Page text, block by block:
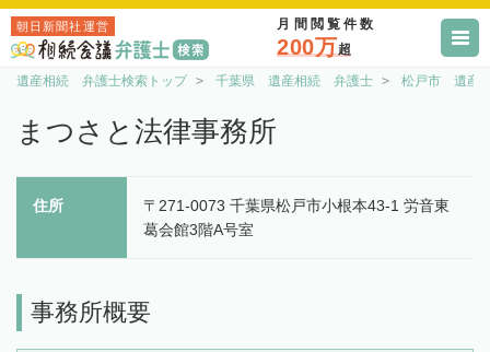
朝日新聞社運営 月間閲覧件数
200万超
遺産相続 弁護士検索トップ 千葉県 遺産相続 弁護士 松戸市 遺産
まつさと法律事務所
住所
〒271-0073 千葉県松戸市小根本43-1 労音東
葛会館3階A号室
事務所概要